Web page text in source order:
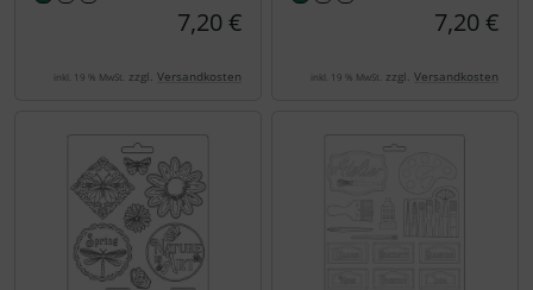
7,20 €
inkl. 19 % MwSt. zzgl. Versandkosten
7,20 €
inkl. 19 % MwSt. zzgl. Versandkosten